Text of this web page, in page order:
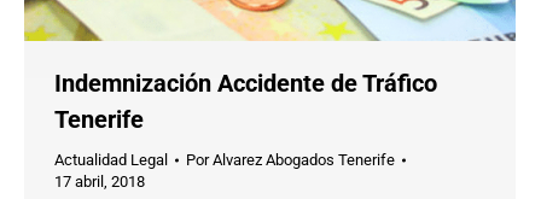
Indemnización Accidente de Tráfico
Tenerife
Actualidad Legal PorAlvarez Abogados Tenerife
17 abril, 2018